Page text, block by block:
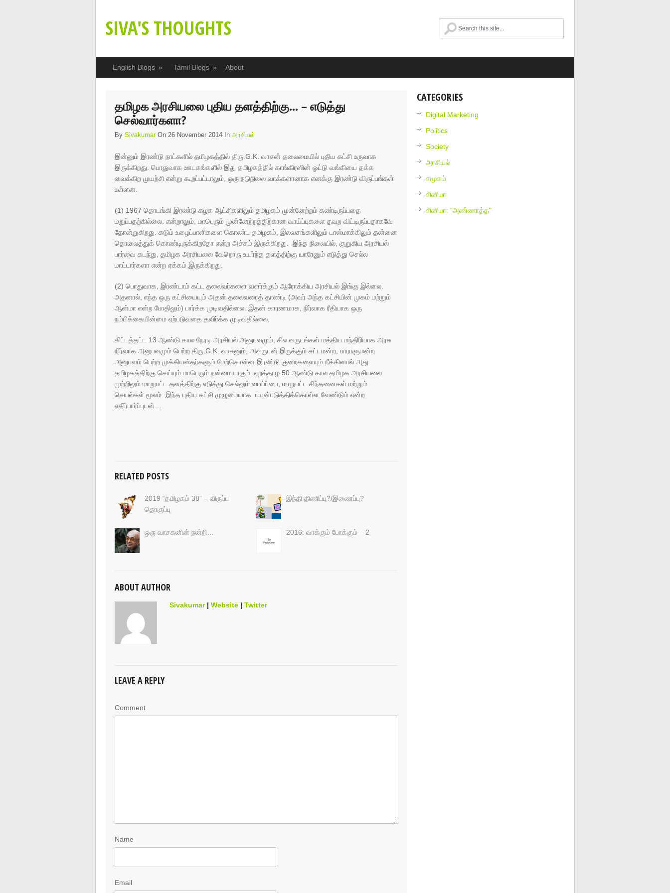
SIVA'S THOUGHTS
English Blogs » Tamil Blogs » About
தமிழக அரசியலை புதிய தளத்திற்கு… – எடுத்து
செல்வார்களா?
BySivakumarOn 26 November 2014 Inஅரசியல்
இன்னும் இரண்டு நாட்களில் தமிழகத்தில் திரு.G.K. வாசன் தலைமையில் புதிய கட்சி உருவாக
இருக்கிறது. பொதுவாக ஊடகங்களில் இது தமிழகத்தில் காங்கிரஸின் ஓட்டு வங்கியை தக்க
வைக்கிற முயற்சி என்று கூறப்பட்டாலும், ஒரு நடுநிலை வாக்களானாக எனக்கு இரண்டு விருப்பங்கள்
உள்ளன.
(1) 1967 தொடங்கி இரண்டு கழக ஆட்சிகளிலும் தமிழகம் முன்னேற்றம் கண்டிருப்பதை
மறுப்பதற்கில்லை. என்றாலும், மாபெரும் முன்னேற்றத்திற்கான வாய்ப்புகளை தவற விட்டிருப்பதாகவே
தோன்றுகிறது. கடும் உழைப்பாளிகளை கொண்ட தமிழகம், இலவசங்களிலும் டாஸ்மாக்கிலும் தன்னை
தொலைத்துக் கொண்டிருக்கிறதோ என்ற அச்சம் இருக்கிறது. இந்த நிலையில், குறுகிய அரசியல்
பார்வை கடந்து, தமிழக அரசியலை வேறொரு உயர்ந்த தளத்திற்கு யாரேனும் எடுத்து செல்ல
மாட்டார்களா என்ற ஏக்கம் இருக்கிறது.
(2) பொதுவாக, இரண்டாம் கட்ட தலைவர்களை வளர்க்கும் ஆரோக்கிய அரசியல் இங்கு இல்லை.
அதனால், எந்த ஒரு கட்சியையும் அதன் தலைவரைத் தாண்டி (அவர் அந்த கட்சியின் முகம் மற்றும்
ஆன்மா என்ற போதிலும்) பார்க்க முடிவதில்லை. இதன் காரணமாக, நிர்வாக ரீதியாக ஒரு
நம்பிக்கையின்மை ஏற்படுவதை தவிர்க்க முடிவதில்லை.
கிட்டத்தட்ட 13 ஆண்டு கால நேரடி அரசியல் அனுபவமும், சில வருடங்கள் மத்திய மந்திரியாக அரசு
நிர்வாக அனுபவமும் பெற்ற திரு.G.K. வாசனும், அவருடன் இருக்கும் சட்டமன்ற, பாராளுமன்ற
அனுபவம் பெற்ற முக்கியஸ்தர்களும் மேற்சொன்ன இரண்டு குறைகளையும் நீக்கினால் அது
தமிழகத்திற்கு செய்யும் மாபெரும் நன்மையாகும். ஏறத்தாழ 50 ஆண்டு கால தமிழக அரசியலை
முற்றிலும் மாறுபட்ட தளத்திற்கு எடுத்து செல்லும் வாய்ப்பை, மாறுபட்ட சிந்தனைகள் மற்றும்
செயல்கள் மூலம் இந்த புதிய கட்சி முழுமையாக பயன்படுத்திக்கொள்ள வேண்டும் என்ற
எதிர்பார்ப்புடன்…
RELATED POSTS
2019 “தமிழகம் 38” – விருப்ப
தொகுப்பு
இந்தி திணிப்பு?/இணைப்பு?
ஒரு வாசகனின் நன்றி… 2016: வாக்கும் போக்கும் – 2
ABOUT AUTHOR
Sivakumar|Website |Twitter
LEAVE A REPLY
Comment
Name
Email
CATEGORIES
Digital Marketing
Politics
Society
அரசியல்
சமூகம்
சினிமா
சினிமா: "அண்ணாத்த"